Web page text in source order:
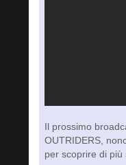
Il prossimo
OUTRIDERS,
per scoprire di più